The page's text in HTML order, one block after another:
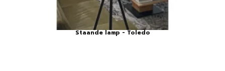
Staande lamp - Toledo